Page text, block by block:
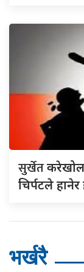
सुर्खेत
चिर्पटले हानेर
भर्खरै